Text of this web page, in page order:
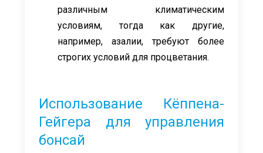
различным климатическим
условиям, тогда как другие,
например, азалии, требуют более
строгих условий для процветания.
Использование Кёппена-
Гейгера для управления
бонсай